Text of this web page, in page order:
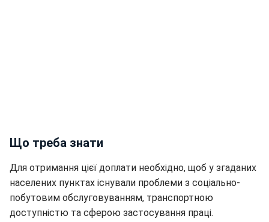
Що треба знати
Для отримання цієї доплати необхідно, щоб у згаданих
населених пунктах існували проблеми з соціально-
побутовим обслуговуванням, транспортною
доступністю та сферою застосування праці.